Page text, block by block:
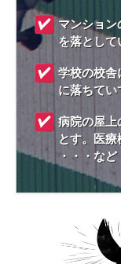
マンション
を落として
学校の校舎
に落ちてい
病院の屋上
とす。医
・・・など